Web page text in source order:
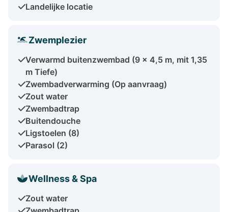
Landelijke locatie
Zwemplezier
Verwarmd buitenzwembad (9 x 4,5 m, mit 1,35
m Tiefe)
Zwembadverwarming (Op aanvraag)
Zout water
Zwembadtrap
Buitendouche
Ligstoelen (8)
Parasol (2)
Wellness & Spa
Zout water